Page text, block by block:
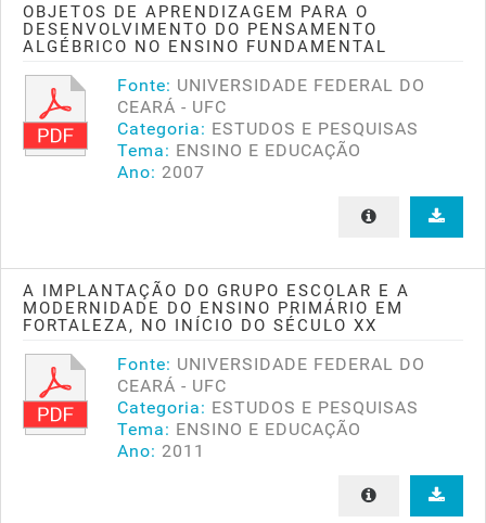
OBJETOS DE APRENDIZAGEM PARA O
DESENVOLVIMENTO DO PENSAMENTO
ALGÉBRICO NO ENSINO FUNDAMENTAL
Fonte: UNIVERSIDADE FEDERAL DO
CEARÁ - UFC
Categoria: ESTUDOS E PESQUISAS
Tema: ENSINO E EDUCAÇÃO
Ano: 2007
A IMPLANTAÇÃO DO GRUPO ESCOLAR E A
MODERNIDADE DO ENSINO PRIMÁRIO EM
FORTALEZA, NO INÍCIO DO SÉCULO XX
Fonte: UNIVERSIDADE FEDERAL DO
CEARÁ - UFC
Categoria: ESTUDOS E PESQUISAS
Tema: ENSINO E EDUCAÇÃO
Ano: 2011